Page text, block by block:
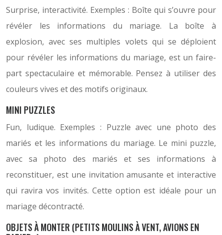
Surprise, interactivité. Exemples : Boîte qui s’ouvre pour
révéler les informations du mariage. La boîte à
explosion, avec ses multiples volets qui se déploient
pour révéler les informations du mariage, est un faire-
part spectaculaire et mémorable. Pensez à utiliser des
couleurs vives et des motifs originaux.
MINI PUZZLES
Fun, ludique. Exemples : Puzzle avec une photo des
mariés et les informations du mariage. Le mini puzzle,
avec sa photo des mariés et ses informations à
reconstituer, est une invitation amusante et interactive
qui ravira vos invités. Cette option est idéale pour un
mariage décontracté.
OBJETS À MONTER (PETITS MOULINS À VENT, AVIONS EN